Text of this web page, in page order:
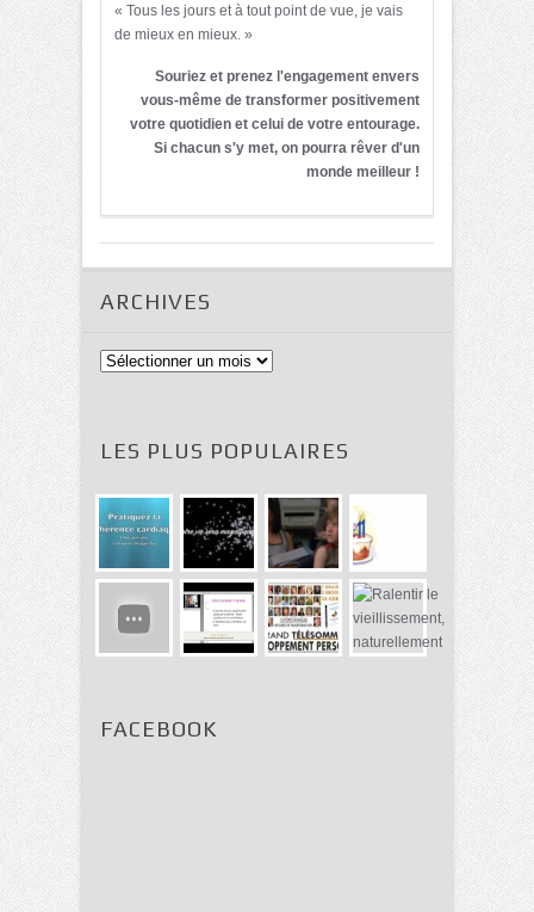
« Tous les jours et à tout point de vue, je vais
de mieux en mieux. »
Souriez et prenez l'engagement envers
vous-même de transformer positivement
votre quotidien et celui de votre entourage.
Si chacun s'y met, on pourra rêver d'un
monde meilleur !
ARCHIVES
Archives
LES PLUS POPULAIRES
FACEBOOK